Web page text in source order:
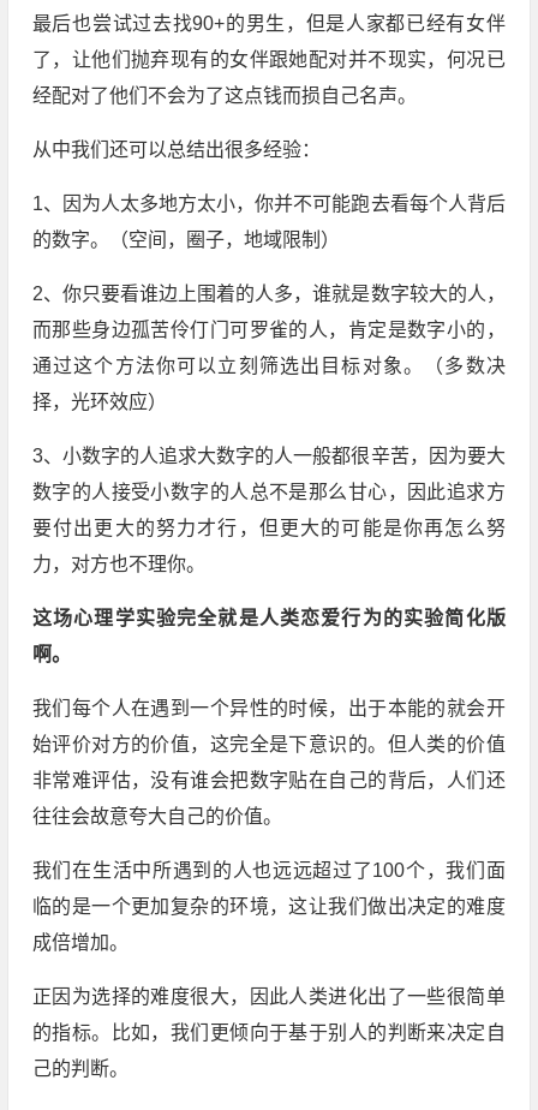
最后也尝试过去找90+的男生，但是人家都已经有女伴
了，让他们抛弃现有的女伴跟她配对并不现实，何况已
经配对了他们不会为了这点钱而损自己名声。
从中我们还可以总结出很多经验：
1、因为人太多地方太小，你并不可能跑去看每个人背后
的数字。（空间，圈子，地域限制）
2、你只要看谁边上围着的人多，谁就是数字较大的人，
而那些身边孤苦伶仃门可罗雀的人，肯定是数字小的，
通过这个方法你可以立刻筛选出目标对象。（多数决
择，光环效应）
3、小数字的人追求大数字的人一般都很辛苦，因为要大
数字的人接受小数字的人总不是那么甘心，因此追求方
要付出更大的努力才行，但更大的可能是你再怎么努
力，对方也不理你。
这场心理学实验完全就是人类恋爱行为的实验简化版
啊。
我们每个人在遇到一个异性的时候，出于本能的就会开
始评价对方的价值，这完全是下意识的。但人类的价值
非常难评估，没有谁会把数字贴在自己的背后，人们还
往往会故意夸大自己的价值。
我们在生活中所遇到的人也远远超过了100个，我们面
临的是一个更加复杂的环境，这让我们做出决定的难度
成倍增加。
正因为选择的难度很大，因此人类进化出了一些很简单
的指标。比如，我们更倾向于基于别人的判断来决定自
己的判断。